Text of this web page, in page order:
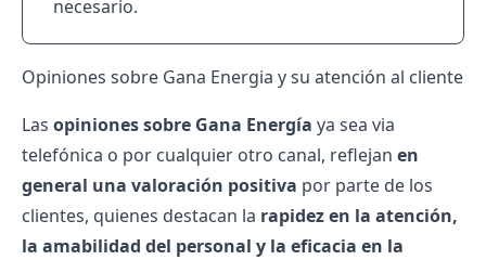
necesario.
Opiniones sobre Gana Energia y su atención al cliente
Las opiniones sobre Gana Energía ya sea via
telefónica o por cualquier otro canal, reflejan en
general una valoración positiva por parte de los
clientes, quienes destacan la rapidez en la atención,
la amabilidad del personal y la eficacia en la